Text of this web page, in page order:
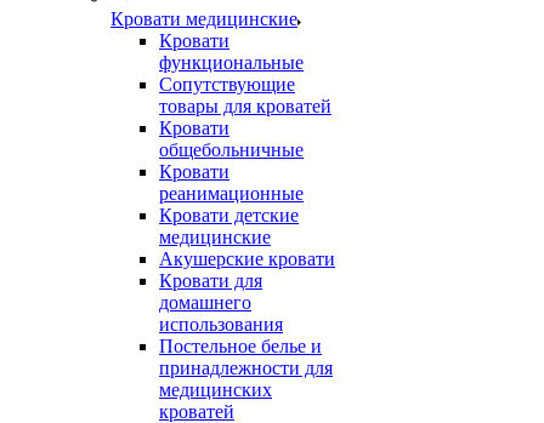
Кровати медицинские
Кровати
функциональные
Сопутствующие
товары для кроватей
Кровати
общебольничные
Кровати
реанимационные
Кровати детские
медицинские
Акушерские кровати
Кровати для
домашнего
использования
Постельное белье и
принадлежности для
медицинских
кроватей